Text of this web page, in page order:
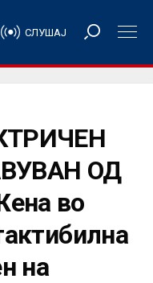
СЛУШАЈ
ОД
во
на